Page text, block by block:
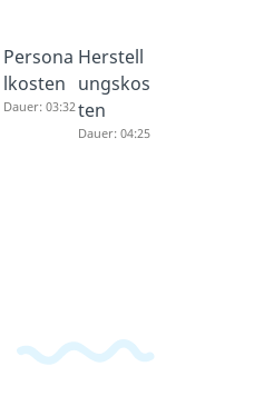
Persona
lkosten
Dauer: 03:32
Herstell
ungskos
ten
Dauer: 04:25